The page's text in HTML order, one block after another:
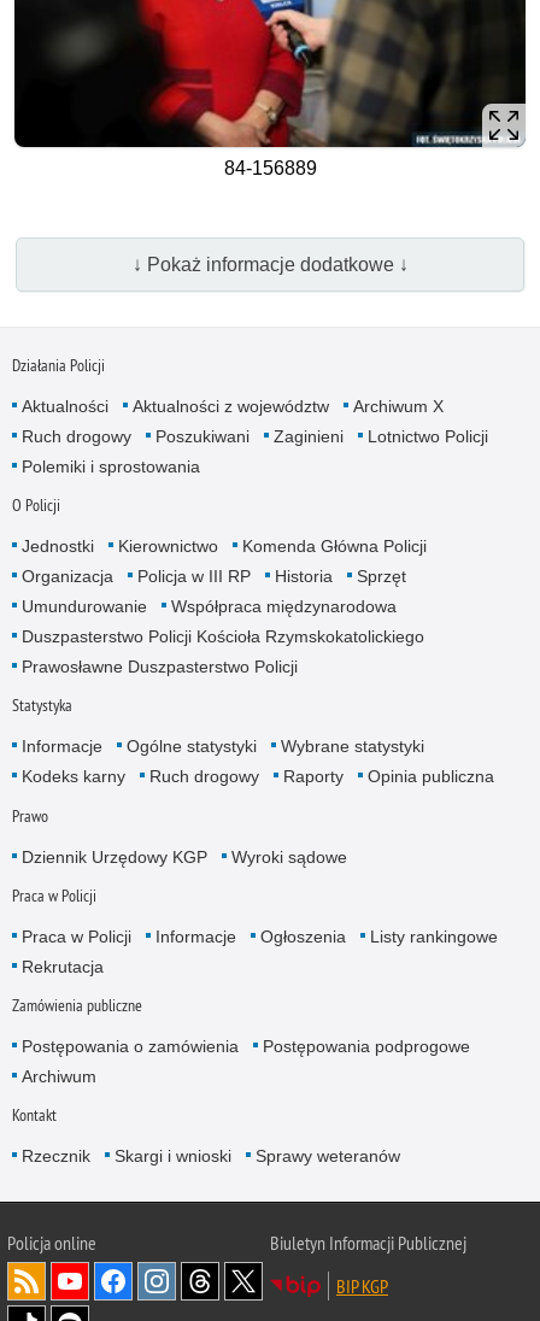
84-156889
↓ Pokaż informacje dodatkowe ↓
Działania Policji
Aktualności Aktualności z województw
Archiwum X
Ruch drogowy
Poszukiwani Zaginieni
Lotnictwo Policji
Polemiki i sprostowania
O Policji
Jednostki Kierownictwo
Komenda Główna Policji
Organizacja
Policja w III RP Historia
Sprzęt
Umundurowanie
Współpraca międzynarodowa
Duszpasterstwo Policji Kościoła Rzymskokatolickiego
Prawosławne Duszpasterstwo Policji
Statystyka
Informacje Ogólne statystyki
Wybrane statystyki
Kodeks karny
Ruch drogowy Raporty Opinia publiczna
Prawo
Dziennik Urzędowy KGP Wyroki sądowe
Praca w Policji
Praca w Policji Informacje Ogłoszenia
Listy rankingowe
Rekrutacja
Zamówienia publiczne
Postępowania o zamówienia
Postępowania podprogowe
Archiwum
Kontakt
Rzecznik Skargi i wnioski Sprawy weteranów
Policjaonline
Biuletyn Informacji Publicznej
BIP KGP